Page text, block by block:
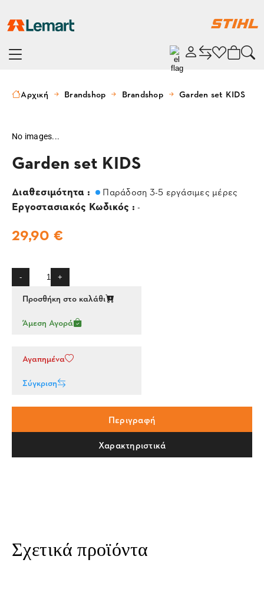
Αρχική Brandshop Brandshop Garden set KIDS
No images...
Garden set KIDS
Διαθεσιμότητα : Παράδοση 3-5 εργάσιμες μέρες
Εργοστασιακός Κωδικός : -
29,90 €
- +
Προσθήκη στο καλάθι
Άμεση Αγορά
Αγαπημένα
Σύγκριση
Περιγραφή
Χαρακτηριστικά
Σχετικά προϊόντα